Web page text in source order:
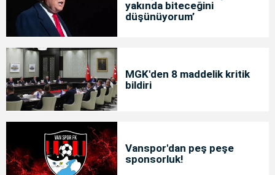
yakında biteceğini
düşünüyorum’
MGK'den 8 maddelik kritik
bildiri
Vanspor'dan peş peşe
sponsorluk!